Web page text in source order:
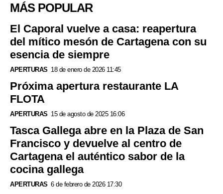
MÁS POPULAR
El Caporal vuelve a casa: reapertura
del mítico mesón de Cartagena con su
esencia de siempre
APERTURAS 18 de enero de 2026 11:45
Próxima apertura restaurante LA
FLOTA
APERTURAS 15 de agosto de 2025 16:06
Tasca Gallega abre en la Plaza de San
Francisco y devuelve al centro de
Cartagena el auténtico sabor de la
cocina gallega
APERTURAS 6 de febrero de 2026 17:30